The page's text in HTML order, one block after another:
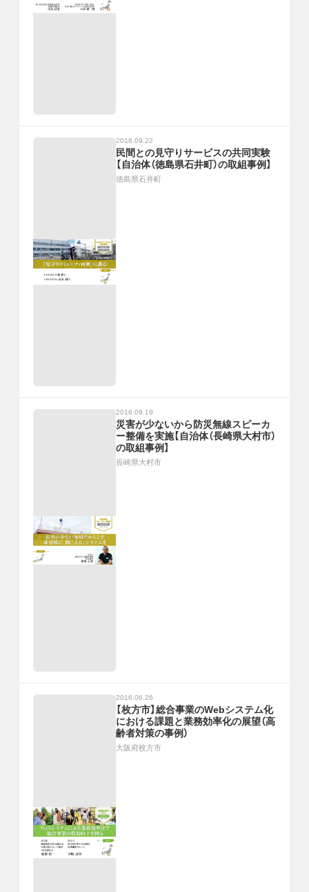
2016.09.22
民間との見守りサービスの共同実験
【自治体（徳島県石井町）の取組事例】
徳島県石井町
2016.09.19
災害が少ないから防災無線スピーカ
ー整備を実施【自治体（長崎県大村市）
の取組事例】
長崎県大村市
2016.06.26
【枚方市】総合事業のWebシステム化
における課題と業務効率化の展望（高
齢者対策の事例）
大阪府枚方市